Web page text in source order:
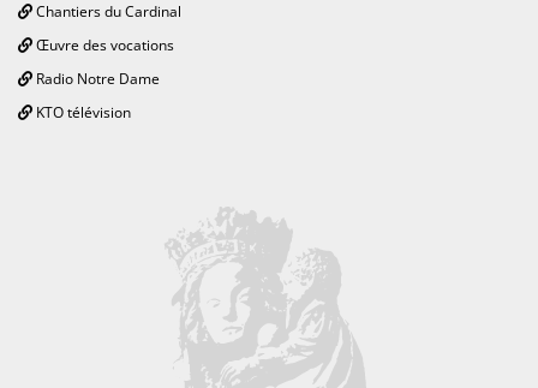
Chantiers du Cardinal
Œuvre des vocations
Radio Notre Dame
KTO télévision